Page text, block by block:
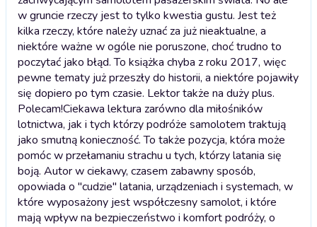
w gruncie rzeczy jest to tylko kwestia gustu. Jest też
kilka rzeczy, które należy uznać za już nieaktualne, a
niektóre ważne w ogóle nie poruszone, choć trudno to
poczytać jako błąd. To książka chyba z roku 2017, więc
pewne tematy już przeszły do historii, a niektóre pojawiły
się dopiero po tym czasie. Lektor także na duży plus.
Polecam!Ciekawa lektura zarówno dla miłośników
lotnictwa, jak i tych którzy podróże samolotem traktują
jako smutną konieczność. To także pozycja, która może
pomóc w przełamaniu strachu u tych, którzy latania się
boją. Autor w ciekawy, czasem zabawny sposób,
opowiada o "cudzie" latania, urządzeniach i systemach, w
które wyposażony jest współczesny samolot, i które
mają wpływ na bezpieczeństwo i komfort podróży, o